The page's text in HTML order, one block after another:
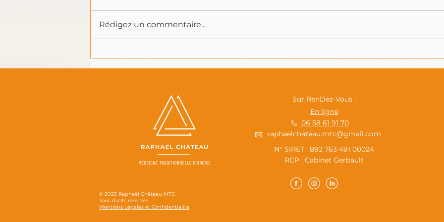
Rédigez un commentaire...
© 2023 Raphaël Château MTC
Tous droits réservés
Mentions Légales et Confidentialité
Sur RenDez-Vous :
En ligne
06 58 61 91 70
raphaelchateau.mtc@gmail.com
N° SIRET : 892 763 491 00024
RCP : Cabinet Gerbault